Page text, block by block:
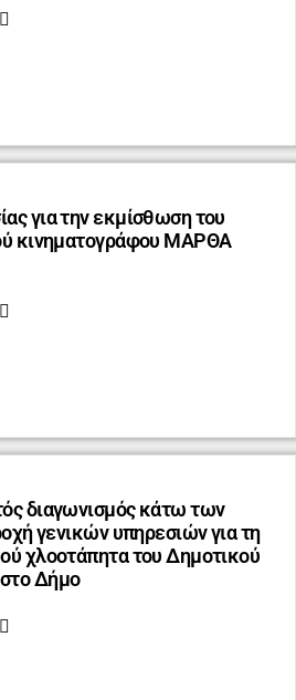
για την εκμίσθωση του
κινηματογράφου ΜΑΡΘΑ
διαγωνισμός κάτω των
γενικών υπηρεσιών για τη
χλοοτάπητα του Δημοτικού
Δήμο